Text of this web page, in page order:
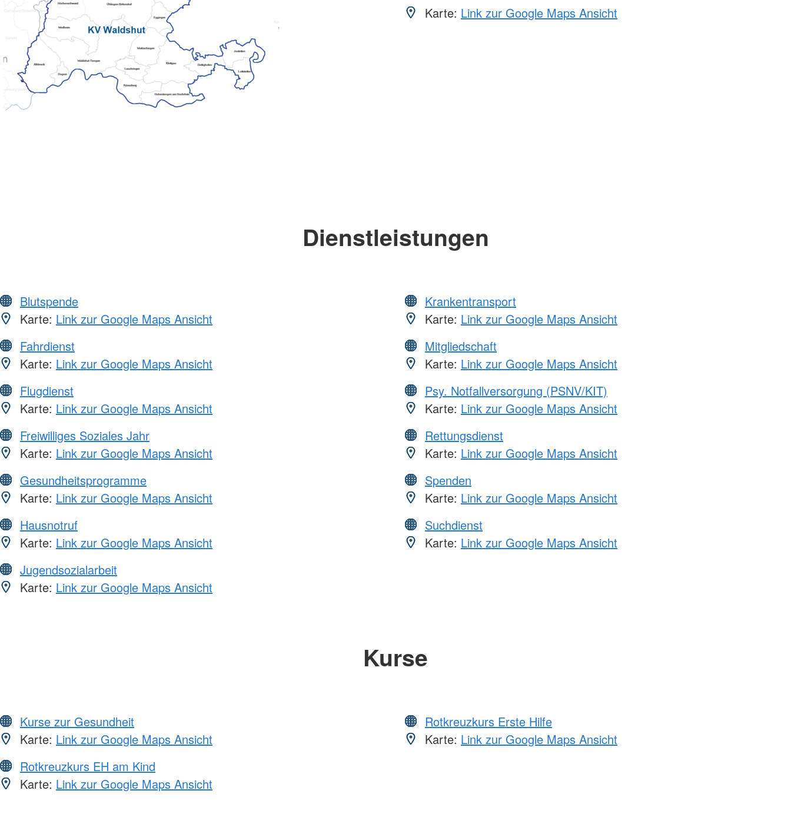
Karte: Link zur Google Maps Ansicht
Dienstleistungen
Blutspende
Karte: Link zur Google Maps Ansicht
Fahrdienst
Karte: Link zur Google Maps Ansicht
Flugdienst
Karte: Link zur Google Maps Ansicht
Freiwilliges Soziales Jahr
Karte: Link zur Google Maps Ansicht
Gesundheitsprogramme
Karte: Link zur Google Maps Ansicht
Hausnotruf
Karte: Link zur Google Maps Ansicht
Jugendsozialarbeit
Karte: Link zur Google Maps Ansicht
Krankentransport
Karte: Link zur Google Maps Ansicht
Mitgliedschaft
Karte: Link zur Google Maps Ansicht
Psy. Notfallversorgung (PSNV/KIT)
Karte: Link zur Google Maps Ansicht
Rettungsdienst
Karte: Link zur Google Maps Ansicht
Spenden
Karte: Link zur Google Maps Ansicht
Suchdienst
Karte: Link zur Google Maps Ansicht
Kurse
Kurse zur Gesundheit
Karte: Link zur Google Maps Ansicht
Rotkreuzkurs EH am Kind
Karte: Link zur Google Maps Ansicht
Rotkreuzkurs Erste Hilfe
Karte: Link zur Google Maps Ansicht